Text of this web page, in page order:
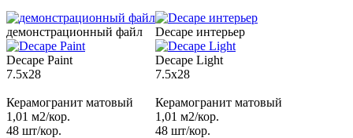
демонстрационный файл Decape интерьер
Decape Paint
7.5x28
Керамогранит матовый
1,01 м2/кор.
48 шт/кор.
Decape Light
7.5x28
Керамогранит матовый
1,01 м2/кор.
48 шт/кор.